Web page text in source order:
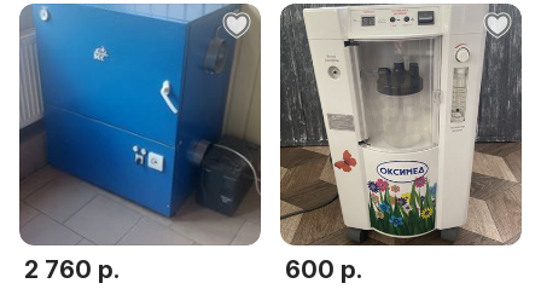
2 760 р. 600 р.